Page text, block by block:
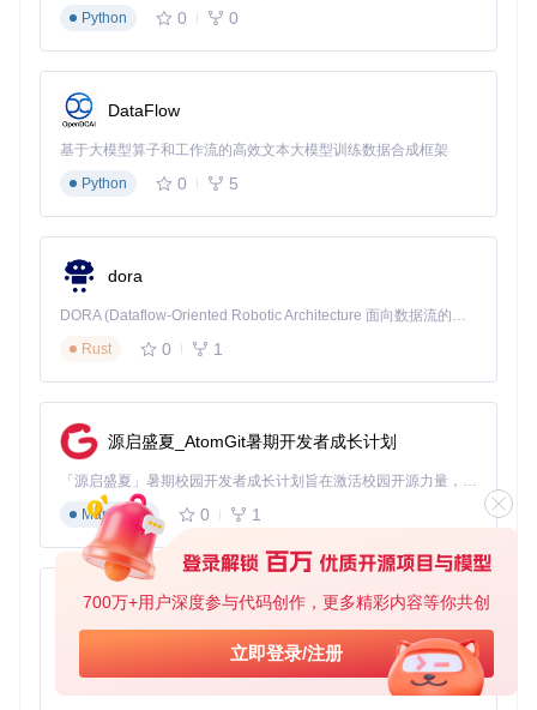
700万+用户深度参与代码创作，更多精彩内容等你共创
立即登录/注册
等待数据加载完成（通常需
选择保存位置并确认
解锁数据价值：从简单记录到深度分析
导出的Excel文件不仅仅是抽卡记录的简单罗列，它包含了丰
富的统计信息和分析维度，让你对自己的抽卡情况有更深入的
了解。文件中每个祈愿池都有独立的工作表，详细记录了每次
抽卡的时间、物品名称、类型、稀有度等关键信息。
核心数据功能解析
运气水平
时间分布统计
策略
工具英文界面展示，支持多语言切换，满足全球玩家需求
多语言支持与个性化设置
genshin-wish-export内置了完善的多语言系统，支持中文、英
文、日文、韩文等十多种语言。你可以在设置中轻松切换界面
语言，让使用体验更加顺畅。工具还允许自定义导出格式和统
计方式，根据个人需求调整数据展示形式。
Python
0 0
DataFlow
基于大模型算子和工作流的高效文本大模型训练数据合成框架
Python
0 5
dora
DORA (Dataflow-Oriented Robotic Architecture 面向数据流的机器人架构) 是为 AI 与具身智能机器人打造的高性能开发框架，以数据流范式重构开发逻辑，原生支持分布式部署与端边云协同 —— 无需复杂适配，即可实现一体端到端具身大小脑、VLA等模型部署，无缝衔接感知、推理、控制全链路，让 AI 能力与机器人动作深度融合。 依托 Rust 内核与零拷贝通信技术，它将具身大小脑、VLA等模型推理、多模态数据融合延迟压缩至微秒级，同时兼容 ROS2 生态与国产 AI 芯片，彻底降低具身智能机器人的开发门槛，让分布式部署下的 AI 赋能创新更高效、更灵活。
Rust
0 1
源启盛夏_AtomGit暑期开发者成长计划
「源启盛夏」暑期校园开发者成长计划旨在激活校园开源力量，通过积分激励、认证扶持、资源倾斜等形式，引导高校组织和开发者完成「入驻 — 建项目 — 做贡献 — 获认证 — 得资源」的完整闭环。无论你是想带领社团入驻平台的组织者，还是希望用代码贡献证明自己的开发者，都能在这里找到属于你的成长路径。
Markdown
0 1
py-xiaozhi
基于Python的Xiaozhi AI，适用于想要完整Xiaozhi体验而无需拥有专用硬件的用户。
Python
0 1